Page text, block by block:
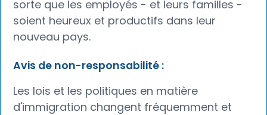
sorte que les employés - et leurs familles -
soient heureux et productifs dans leur
nouveau pays.
Avis de non-responsabilité :
Les lois et les politiques en matière
d'immigration changent fréquemment et